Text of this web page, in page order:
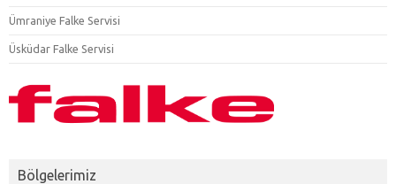
Ümraniye Falke Servisi
Üsküdar Falke Servisi
Bölgelerimiz